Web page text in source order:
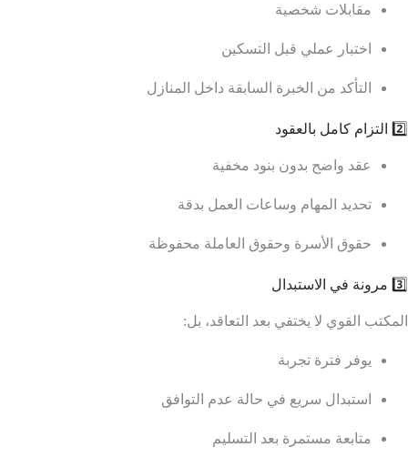
مقابلات شخصية
اختبار عملي قبل التسكين
التأكد من الخبرة السابقة داخل المنازل
2️⃣ التزام كامل بالعقود
عقد واضح بدون بنود مخفية
تحديد المهام وساعات العمل بدقة
حقوق الأسرة وحقوق العاملة محفوظة
3️⃣ مرونة في الاستبدال
المكتب القوي لا يختفي بعد التعاقد، بل:
يوفر فترة تجربة
استبدال سريع في حالة عدم التوافق
متابعة مستمرة بعد التسليم